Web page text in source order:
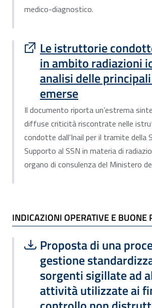
medico-diagnostico.
Le istruttorie
in ambito radiazioni
analisi delle
emerse
Sito esterno : apre una
Il documento riporta un’estrema
diffuse criticità riscontrate nelle
condotte dall’Inail per il tramite della
Supporto al SSN in materia di
organo di consulenza del Ministero
INDICAZIONI OPERATIVE
INDICAZIONI OPERATIVE E BUONE
Scarica file:
Proposta di una
gestione
sorgenti sigillate ad
attività utilizzate ai
Formato PDF —